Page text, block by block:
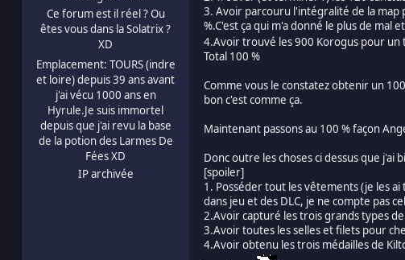
Ce forum est il réel ? Ou
êtes vous dans la Solatrix ?
XD
Emplacement: TOURS (indre
et loire) depuis 39 ans avant
j'ai vécu 1000 ans en
Hyrule.Je suis immortel
depuis que j'ai revu la base
de la potion des Larmes De
Fées XD
IP archivée
3. Avoir parcouru l'intégralité de la map
%.C'est ça qui m'a donné le plus de
4.Avoir trouvé les 900 Korogus pour
Total 100 %
Comme vous le constatez obtenir un
bon c'est comme ça.
Maintenant passons au 100 % façon
Donc outre les choses ci dessus que
[spoiler]
1. Posséder tout les vêtements (je les
dans jeu et des DLC, je ne compte pas
2.Avoir capturé les trois grands types
3.Avoir toutes les selles et filets pour
4.Avoir obtenu les trois médailles de